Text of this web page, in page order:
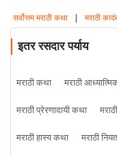
सर्वोत्तम मराठी कथा | मराठी
इतर रसदार पर्याय
मराठी कथा मराठी
मराठी प्रेरणादायी कथा
मराठी हास्य कथा
मराठी